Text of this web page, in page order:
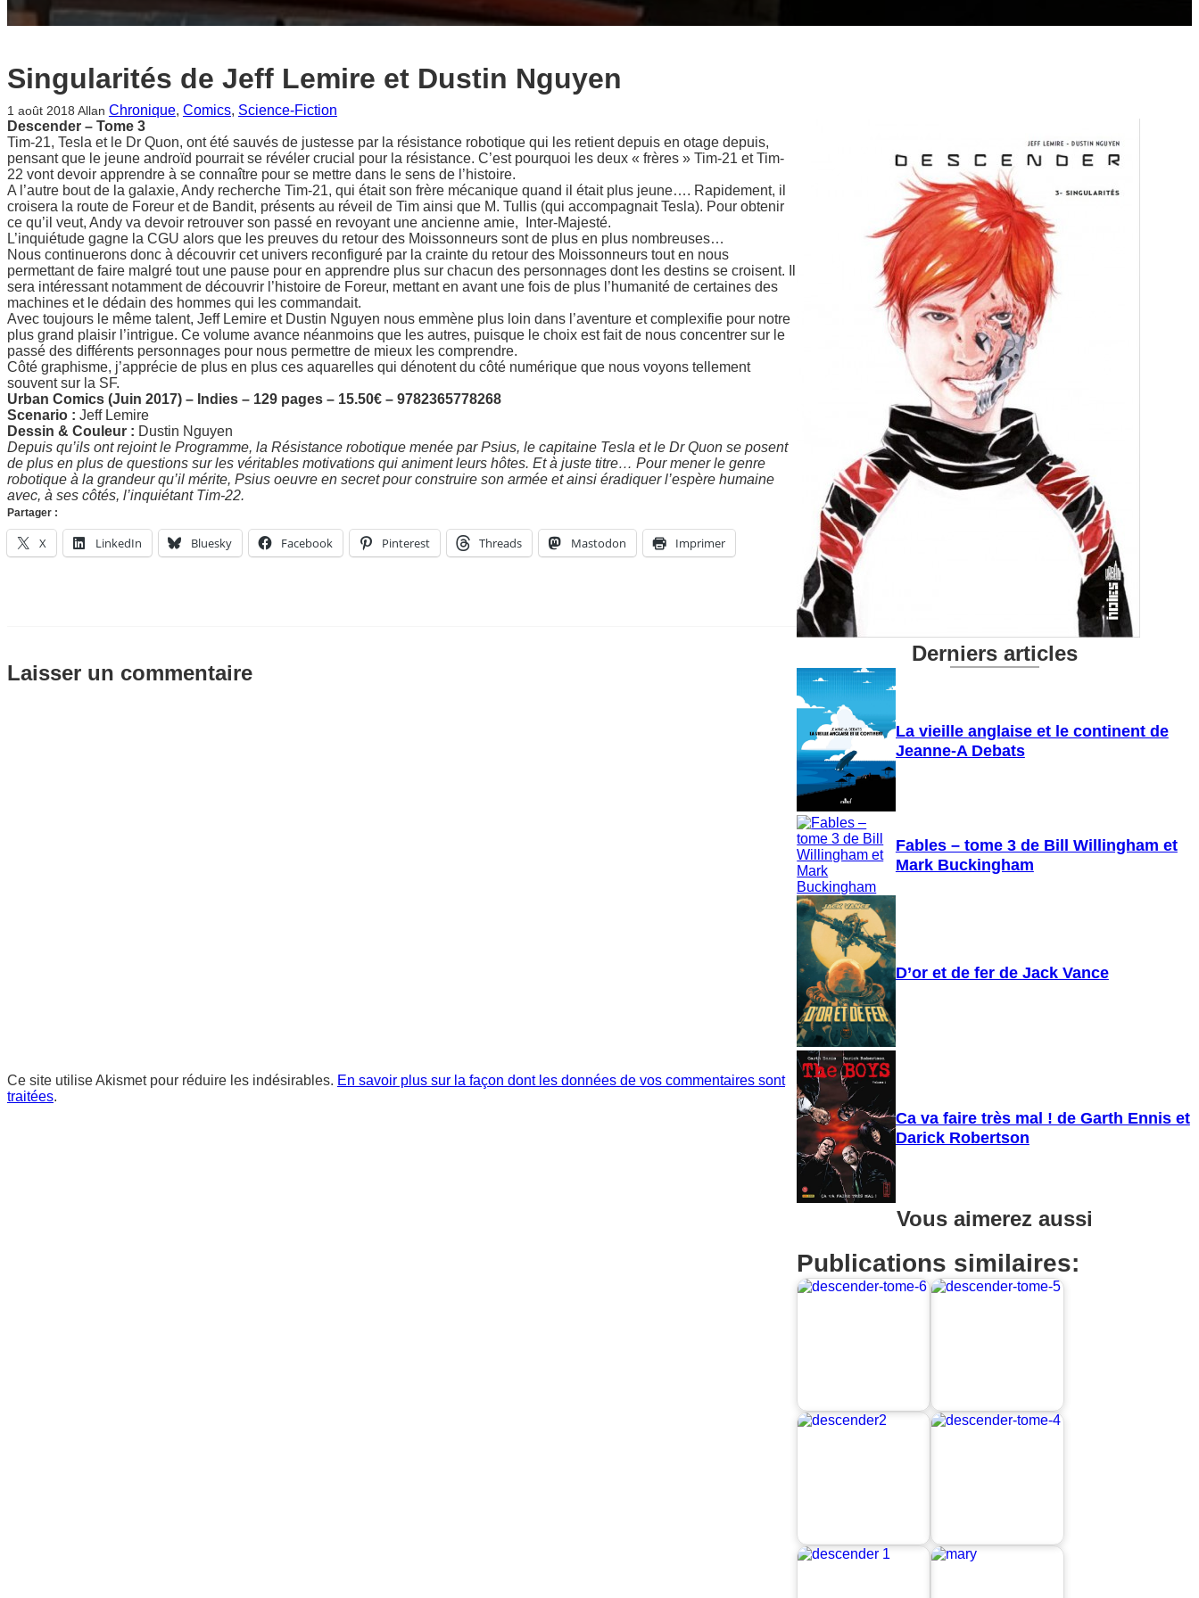
Singularités de Jeff Lemire et Dustin Nguyen
1 août 2018 Allan Chronique, Comics, Science-Fiction
Descender – Tome 3
Tim-21, Tesla et le Dr Quon, ont été sauvés de justesse par la résistance robotique qui les retient depuis en otage depuis,
pensant que le jeune androïd pourrait se révéler crucial pour la résistance. C’est pourquoi les deux « frères » Tim-21 et Tim-
22 vont devoir apprendre à se connaître pour se mettre dans le sens de l’histoire.
A l’autre bout de la galaxie, Andy recherche Tim-21, qui était son frère mécanique quand il était plus jeune…. Rapidement, il
croisera la route de Foreur et de Bandit, présents au réveil de Tim ainsi que M. Tullis (qui accompagnait Tesla). Pour obtenir
ce qu’il veut, Andy va devoir retrouver son passé en revoyant une ancienne amie, Inter-Majesté.
L’inquiétude gagne la CGU alors que les preuves du retour des Moissonneurs sont de plus en plus nombreuses…
Nous continuerons donc à découvrir cet univers reconfiguré par la crainte du retour des Moissonneurs tout en nous
permettant de faire malgré tout une pause pour en apprendre plus sur chacun des personnages dont les destins se croisent. Il
sera intéressant notamment de découvrir l’histoire de Foreur, mettant en avant une fois de plus l’humanité de certaines des
machines et le dédain des hommes qui les commandait.
Avec toujours le même talent, Jeff Lemire et Dustin Nguyen nous emmène plus loin dans l’aventure et complexifie pour notre
plus grand plaisir l’intrigue. Ce volume avance néanmoins que les autres, puisque le choix est fait de nous concentrer sur le
passé des différents personnages pour nous permettre de mieux les comprendre.
Côté graphisme, j’apprécie de plus en plus ces aquarelles qui dénotent du côté numérique que nous voyons tellement
souvent sur la SF.
Urban Comics (Juin 2017) – Indies – 129 pages – 15.50€ – 9782365778268
Scenario : Jeff Lemire
Dessin & Couleur : Dustin Nguyen
Depuis qu’ils ont rejoint le Programme, la Résistance robotique menée par Psius, le capitaine Tesla et le Dr Quon se posent
de plus en plus de questions sur les véritables motivations qui animent leurs hôtes. Et à juste titre… Pour mener le genre
robotique à la grandeur qu’il mérite, Psius oeuvre en secret pour construire son armée et ainsi éradiquer l’espère humaine
avec, à ses côtés, l’inquiétant Tim-22.
Partager :
X LinkedIn Bluesky Facebook Pinterest Threads Mastodon Imprimer
Laisser un commentaire
Ce site utilise Akismet pour réduire les indésirables. En savoir plus sur la façon dont les données de vos commentaires sont
traitées.
Derniers articles
La vieille anglaise et le continent de
Jeanne-A Debats
Fables – tome 3 de Bill Willingham et
Mark Buckingham
D’or et de fer de Jack Vance
Ca va faire très mal ! de Garth Ennis et
Darick Robertson
Vous aimerez aussi
Publications similaires: